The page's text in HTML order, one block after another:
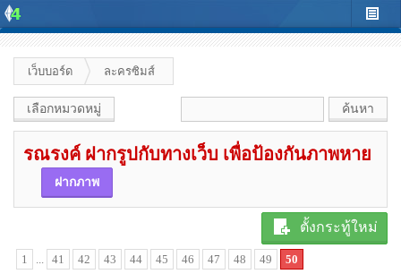
เว็บบอร์ด ละครซิมส์
เลือกหมวดหมู่
รณรงค์ ฝากรูปกับทางเว็บ เพื่อป้องกันภาพหาย
ฝากภาพ
ตั้งกระทู้ใหม่
1 ... 41 42 43 44 45 46 47 48 49 50